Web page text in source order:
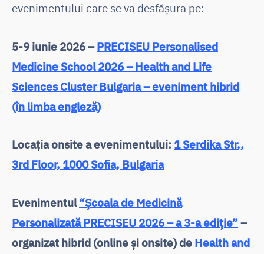
evenimentului care se va desfășura pe:
5-9 iunie 2026 –PRECISEU Personalised
Medicine School 2026 – Health and Life
Sciences Cluster Bulgaria – eveniment hibrid
(în limba engleză)
Locația onsite a evenimentului: 1 Serdika Str.,
3rd Floor, 1000 Sofia, Bulgaria
Evenimentul“Școala de Medicină
Personalizată PRECISEU 2026 – a 3-a ediție” –
organizat hibrid (online și onsite) de Health and